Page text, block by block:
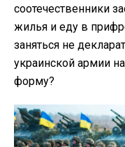
соотечественники
жилья и еду в
заняться не
украинской армии
форму?